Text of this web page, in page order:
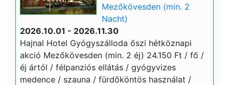
Mezőkövesden (min. 2
Nacht)
2026.10.01 - 2026.11.30
Hajnal Hotel Gyógyszálloda őszi hétköznapi
akció Mezőkövesden (min. 2 éj) 24.150 Ft / fő /
éj ártól / félpanziós ellátás / gyógyvizes
medence / szauna / fürdőköntös használat /